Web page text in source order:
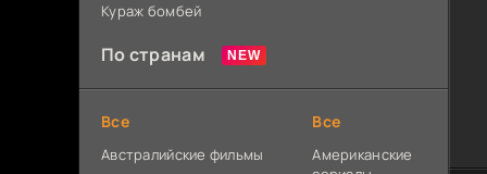
Кураж бомбей
По странам
Все
Австралийские фильмы
Все
Американские